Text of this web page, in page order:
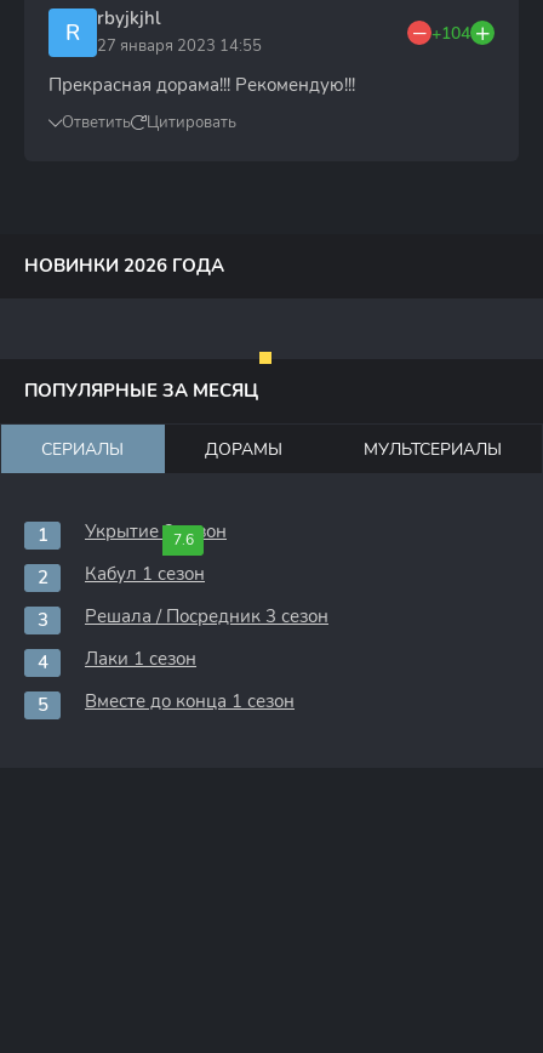
R rbyjkjhl
27 января 2023 14:55
+104
Прекрасная дорама!!! Рекомендую!!!
Ответить Цитировать
НОВИНКИ 2026 ГОДА
ПОПУЛЯРНЫЕ ЗА МЕСЯЦ
СЕРИАЛЫ ДОРАМЫ МУЛЬТСЕРИАЛЫ
7.6
Укрытие 3 сезон
Кабул 1 сезон
Решала / Посредник 3 сезон
Лаки 1 сезон
Вместе до конца 1 сезон